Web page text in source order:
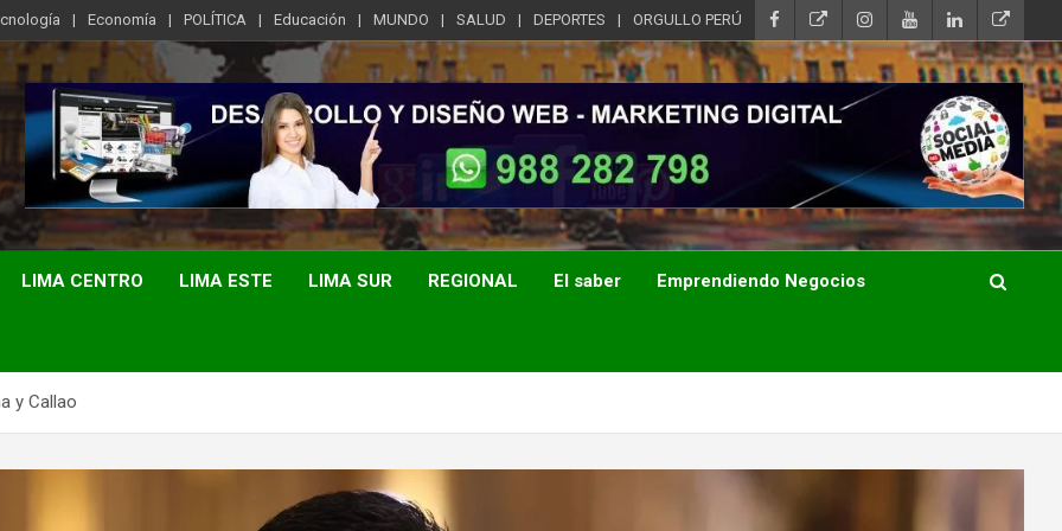
Economía POLÍTICA Educación MUNDO SALUD DEPORTES ORGULLO PERÚ
LIMA CENTRO LIMA ESTE LIMA SUR REGIONAL El saber Emprendiendo Negocios
y Callao